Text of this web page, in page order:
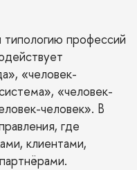
профессий
«человек-
«человек-
человек». В
где
клиентами,